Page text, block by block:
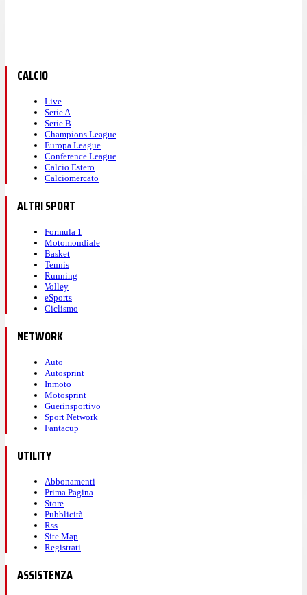
CALCIO
Live
Serie A
Serie B
Champions League
Europa League
Conference League
Calcio Estero
Calciomercato
ALTRI SPORT
Formula 1
Motomondiale
Basket
Tennis
Running
Volley
eSports
Ciclismo
NETWORK
Auto
Autosprint
Inmoto
Motosprint
Guerinsportivo
Sport Network
Fantacup
UTILITY
Abbonamenti
Prima Pagina
Store
Pubblicità
Rss
Site Map
Registrati
ASSISTENZA